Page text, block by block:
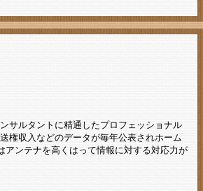
サルタントに精通したプロフェッショナル
権収入などのデータが毎年公表されホーム
ンテナを高くはって情報に対する対応力が